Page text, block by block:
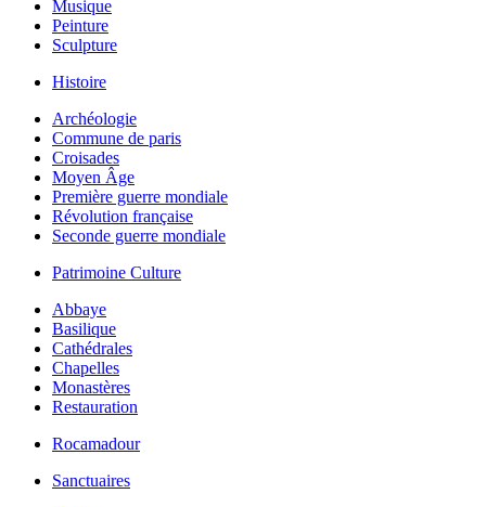
Musique
Peinture
Sculpture
Histoire
Archéologie
Commune de paris
Croisades
Moyen Âge
Première guerre mondiale
Révolution française
Seconde guerre mondiale
Patrimoine Culture
Abbaye
Basilique
Cathédrales
Chapelles
Monastères
Restauration
Rocamadour
Sanctuaires